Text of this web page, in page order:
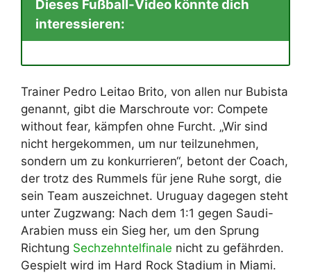
Dieses Fußball-Video könnte dich
interessieren:
Trainer Pedro Leitao Brito, von allen nur Bubista
genannt, gibt die Marschroute vor: Compete
without fear, kämpfen ohne Furcht. „Wir sind
nicht hergekommen, um nur teilzunehmen,
sondern um zu konkurrieren“, betont der Coach,
der trotz des Rummels für jene Ruhe sorgt, die
sein Team auszeichnet. Uruguay dagegen steht
unter Zugzwang: Nach dem 1:1 gegen Saudi-
Arabien muss ein Sieg her, um den Sprung
Richtung Sechzehntelfinale nicht zu gefährden.
Gespielt wird im Hard Rock Stadium in Miami.